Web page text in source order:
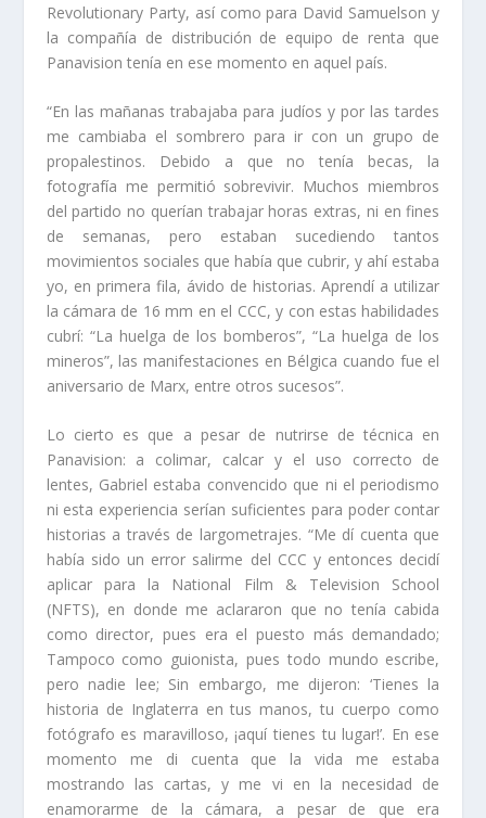
Revolutionary Party, así como para David Samuelson y
la compañía de distribución de equipo de renta que
Panavision tenía en ese momento en aquel país.
“En las mañanas trabajaba para judíos y por las tardes
me cambiaba el sombrero para ir con un grupo de
propalestinos. Debido a que no tenía becas, la
fotografía me permitió sobrevivir. Muchos miembros
del partido no querían trabajar horas extras, ni en fines
de semanas, pero estaban sucediendo tantos
movimientos sociales que había que cubrir, y ahí estaba
yo, en primera fila, ávido de historias. Aprendí a utilizar
la cámara de 16 mm en el CCC, y con estas habilidades
cubrí: “La huelga de los bomberos”, “La huelga de los
mineros”, las manifestaciones en Bélgica cuando fue el
aniversario de Marx, entre otros sucesos”.
Lo cierto es que a pesar de nutrirse de técnica en
Panavision: a colimar, calcar y el uso correcto de
lentes, Gabriel estaba convencido que ni el periodismo
ni esta experiencia serían suficientes para poder contar
historias a través de largometrajes. “Me dí cuenta que
había sido un error salirme del CCC y entonces decidí
aplicar para la National Film & Television School
(NFTS), en donde me aclararon que no tenía cabida
como director, pues era el puesto más demandado;
Tampoco como guionista, pues todo mundo escribe,
pero nadie lee; Sin embargo, me dijeron: ‘Tienes la
historia de Inglaterra en tus manos, tu cuerpo como
fotógrafo es maravilloso, ¡aquí tienes tu lugar!’. En ese
momento me di cuenta que la vida me estaba
mostrando las cartas, y me vi en la necesidad de
enamorarme de la cámara, a pesar de que era